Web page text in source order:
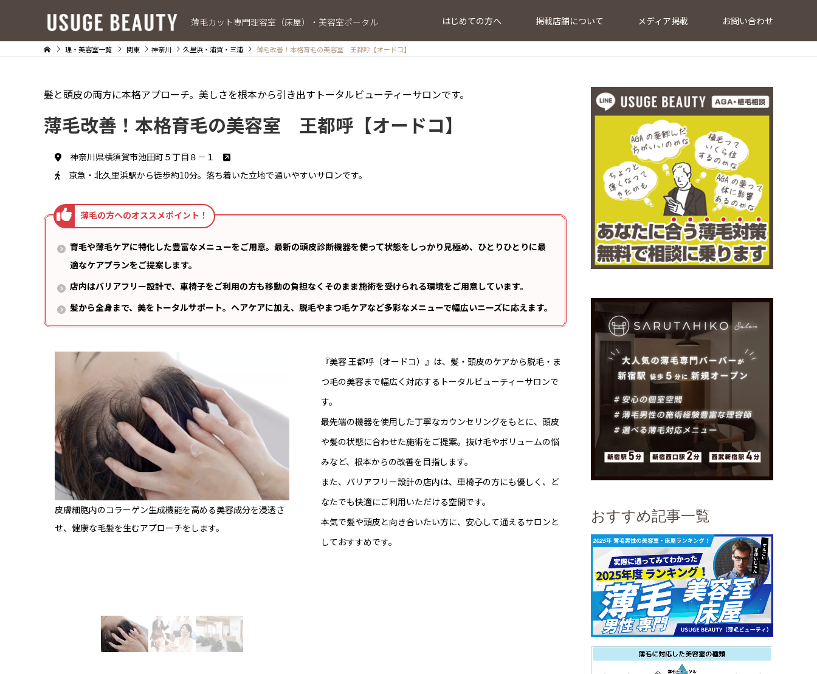
薄毛カット専門理容室（床屋）・美容室ポータル はじめての方へ 掲載店舗について メディア掲載 お問い合わせ
理・美容室一覧 関東 神奈川 久里浜・浦賀・三浦 薄毛改善！本格育毛の美容室 王都呼【オードコ】
髪と頭皮の両方に本格アプローチ。美しさを根本から引き出すトータルビューティーサロンです。
薄毛改善！本格育毛の美容室 王都呼【オードコ】
神奈川県横須賀市池田町５丁目８－１
京急・北久里浜駅から徒歩約10分。落ち着いた立地で通いやすいサロンです。
育毛や薄毛ケアに特化した豊富なメニューをご用意。最新の頭皮診断機器を使って状態をしっかり見極め、ひとりひとりに最
適なケアプランをご提案します。
店内はバリアフリー設計で、車椅子をご利用の方も移動の負担なくそのまま施術を受けられる環境をご用意しています。
髪から全身まで、美をトータルサポート。ヘアケアに加え、脱毛やまつ毛ケアなど多彩なメニューで幅広いニーズに応えます。
皮膚細胞内のコラーゲン生成機能を高める美容成分を浸透さ
せ、健康な毛髪を生むアプローチをします。
『美容 王都呼（オードコ）』は、髪・頭皮のケアから脱毛・ま
つ毛の美容まで幅広く対応するトータルビューティーサロンで
す。
最先端の機器を使用した丁寧なカウンセリングをもとに、頭皮
や髪の状態に合わせた施術をご提案。抜け毛やボリュームの悩
みなど、根本からの改善を目指します。
また、バリアフリー設計の店内は、車椅子の方にも優しく、ど
なたでも快適にご利用いただける空間です。
本気で髪や頭皮と向き合いたい方に、安心して通えるサロンと
しておすすめです。
おすすめ記事一覧